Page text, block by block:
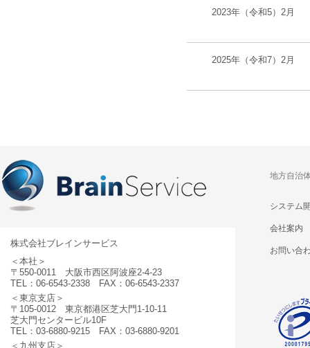
2023年（令和5）2月
2025年（令和7）2月
株式会社ブレインサービス
＜本社＞
〒550-0011 大阪市西区阿波座2-4-23
TEL：06-6543-2338 FAX：06-6543-2337
＜東京支店＞
〒105-0012 東京都港区芝大門1-10-11
芝大門センタービル10F
TEL：03-6880-9215 FAX：03-6880-9201
＜九州支店＞
地方自治
システム
会社案内
お問い合